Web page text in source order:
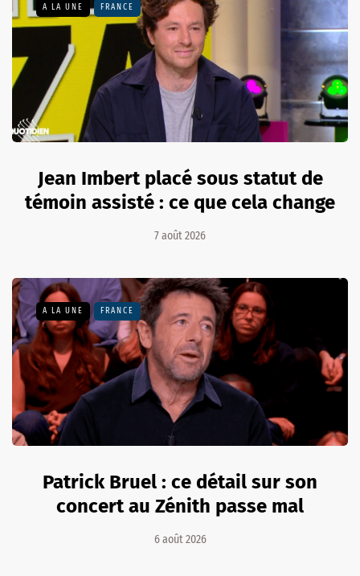
A LA UNE FRANCE
Jean Imbert placé sous statut de
témoin assisté : ce que cela change
7 août 2026
A LA UNE FRANCE
Patrick Bruel : ce détail sur son
concert au Zénith passe mal
6 août 2026